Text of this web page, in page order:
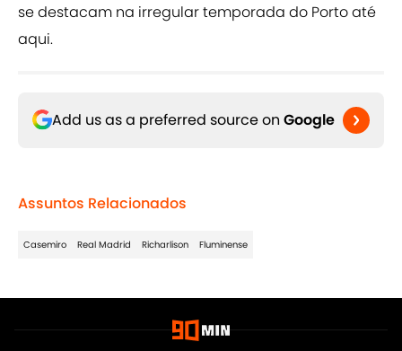
se destacam na irregular temporada do Porto até
aqui.
Add us as a preferred source on Google
Assuntos Relacionados
Casemiro Real Madrid Richarlison Fluminense